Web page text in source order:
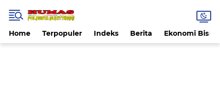
Home Terpopuler Indeks Berita Ekonomi Bisnis